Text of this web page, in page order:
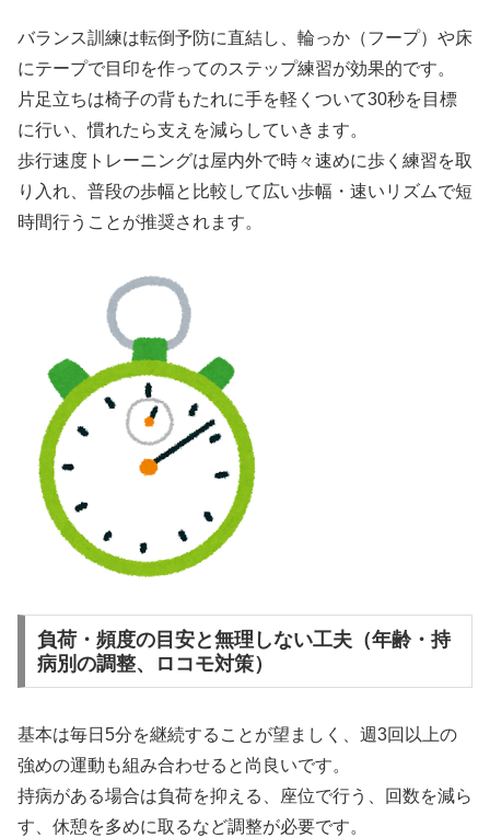
バランス訓練は転倒予防に直結し、輪っか（フープ）や床
にテープで目印を作ってのステップ練習が効果的です。
片足立ちは椅子の背もたれに手を軽くついて30秒を目標
に行い、慣れたら支えを減らしていきます。
歩行速度トレーニングは屋内外で時々速めに歩く練習を取
り入れ、普段の歩幅と比較して広い歩幅・速いリズムで短
時間行うことが推奨されます。
負荷・頻度の目安と無理しない工夫（年齢・持
病別の調整、ロコモ対策）
基本は毎日5分を継続することが望ましく、週3回以上の
強めの運動も組み合わせると尚良いです。
持病がある場合は負荷を抑える、座位で行う、回数を減ら
す、休憩を多めに取るなど調整が必要です。